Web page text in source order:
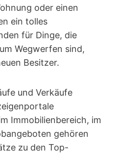
oder einen
ein tolles
für Dinge, die
Wegwerfen sind,
Besitzer.
und Verkäufe
Immobilienbereich, im
gehören
zu den Top-